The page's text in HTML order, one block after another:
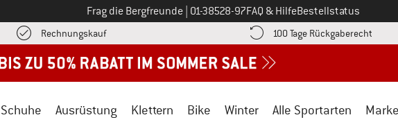
Frag die Bergfreunde Ruf uns an unter
01-38528-97FAQ & HilfeBestellstatus
RechnungskaufFinde die Zahlungs-Infos hier! Öffnet sich in einer Infobox
100 Tage Rückgaberecht
Schuhe Ausrüstung Klettern Bike Winter Alle Sportarten